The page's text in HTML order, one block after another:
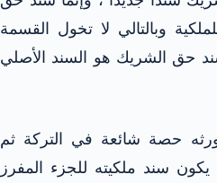
وبالتالي لا تخول القسمة
حق الشريك هو السند الأصلي
حصة شائعة في التركة ثم
سند ملكيته للجزء المفرز